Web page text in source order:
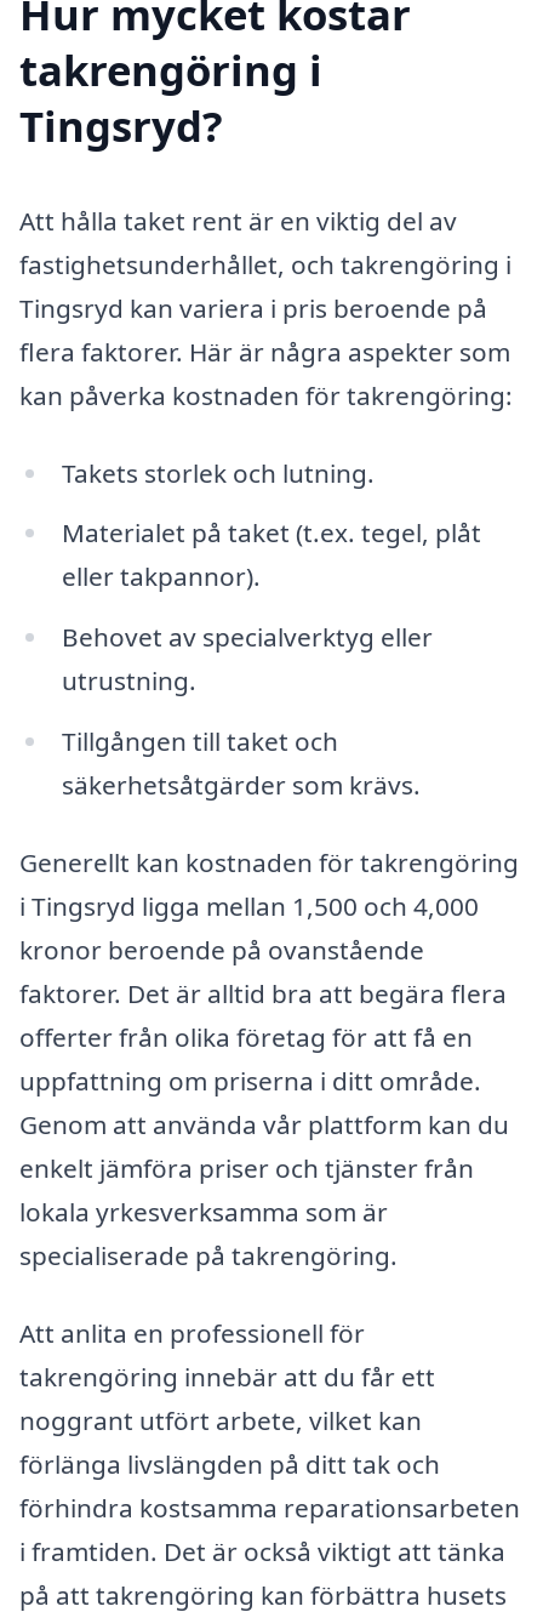
Hur mycket kostar
takrengöring i
Tingsryd?
Att hålla taket rent är en viktig del av
fastighetsunderhållet, och takrengöring i
Tingsryd kan variera i pris beroende på
flera faktorer. Här är några aspekter som
kan påverka kostnaden för takrengöring:
Takets storlek och lutning.
Materialet på taket (t.ex. tegel, plåt
eller takpannor).
Behovet av specialverktyg eller
utrustning.
Tillgången till taket och
säkerhetsåtgärder som krävs.
Generellt kan kostnaden för takrengöring
i Tingsryd ligga mellan 1,500 och 4,000
kronor beroende på ovanstående
faktorer. Det är alltid bra att begära flera
offerter från olika företag för att få en
uppfattning om priserna i ditt område.
Genom att använda vår plattform kan du
enkelt jämföra priser och tjänster från
lokala yrkesverksamma som är
specialiserade på takrengöring.
Att anlita en professionell för
takrengöring innebär att du får ett
noggrant utfört arbete, vilket kan
förlänga livslängden på ditt tak och
förhindra kostsamma reparationsarbeten
i framtiden. Det är också viktigt att tänka
på att takrengöring kan förbättra husets